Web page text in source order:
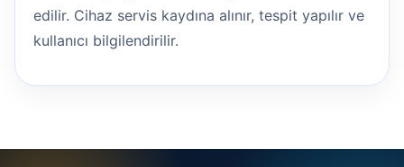
edilir. Cihaz servis kaydına alınır, tespit yapılır ve
kullanıcı bilgilendirilir.